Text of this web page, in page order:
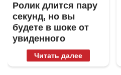
Ролик длится пару
секунд, но вы
будете в шоке от
увиденного
Читать далее